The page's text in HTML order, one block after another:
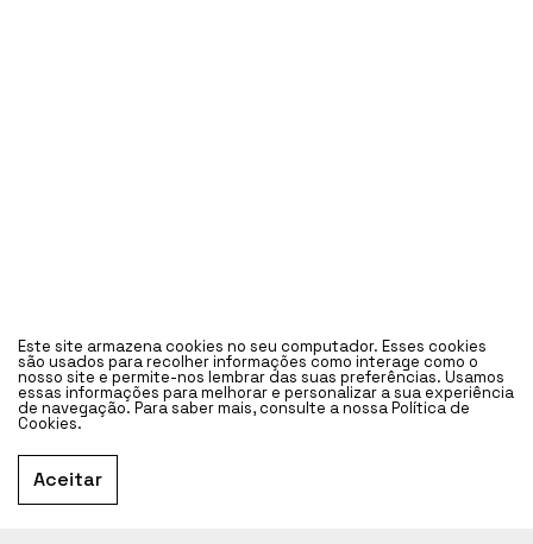
Este site armazena cookies no seu computador. Esses cookies
são usados para recolher informações como interage como o
nosso site e permite-nos lembrar das suas preferências. Usamos
essas informações para melhorar e personalizar a sua experiência
de navegação. Para saber mais, consulte a nossa Política de
Cookies.
Aceitar